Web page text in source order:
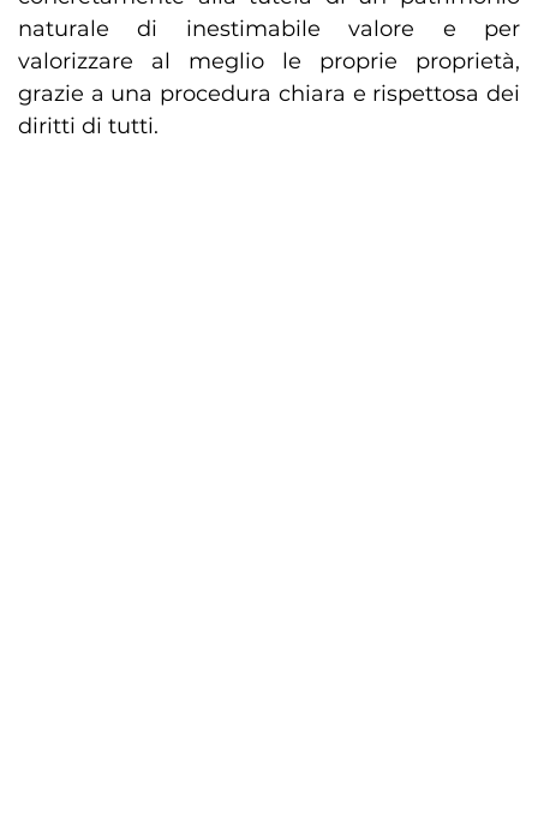
naturale di inestimabile valore e per
valorizzare al meglio le proprie proprietà,
grazie a una procedura chiara e rispettosa dei
diritti di tutti.